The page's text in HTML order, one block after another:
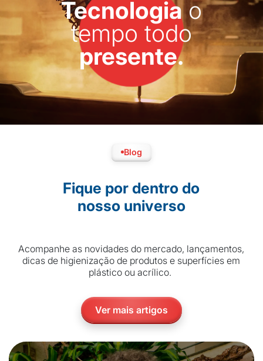
Tecnologiao
tempo todo
presente.
Blog
Fique por dentro do
nosso universo
Acompanhe as novidades do mercado, lançamentos,
dicas de higienização de produtos e superfícies em
plástico ou acrílico.
Ver mais artigos